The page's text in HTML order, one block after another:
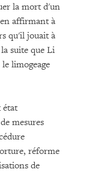
la mort d'un
affirmant à
qu'il jouait à
suite que Li
limogeage
état
mesures
réforme
de